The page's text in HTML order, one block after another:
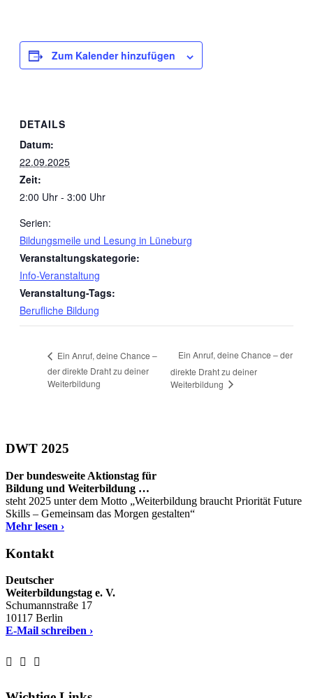
Zum Kalender hinzufügen
DETAILS
Datum:
22.09.2025
Zeit:
2:00 Uhr - 3:00 Uhr
Serien:
Bildungsmeile und Lesung in Lüneburg
Veranstaltungskategorie:
Info-Veranstaltung
Veranstaltung-Tags:
Berufliche Bildung
Ein Anruf, deine Chance –
der direkte Draht zu deiner
Weiterbildung
Ein Anruf, deine Chance – der
direkte Draht zu deiner
Weiterbildung
DWT 2025
Der bundesweite Aktionstag für
Bildung und Weiterbildung …
steht 2025 unter dem Motto „Weiterbildung braucht Priorität Future
Skills – Gemeinsam das Morgen gestalten“
Mehr lesen ›
Kontakt
Deutscher
Weiterbildungstag e. V.
Schumannstraße 17
10117 Berlin
E-Mail schreiben ›